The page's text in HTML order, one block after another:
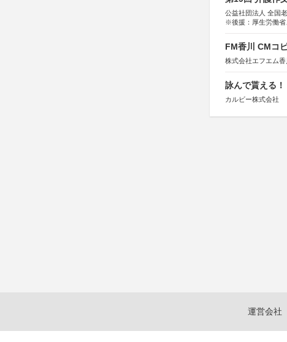
公益社団法人 全国
※後援：厚生労働省
FM香川 CMコ
株式会社エフエム香
詠んで貰える
カルビー株式会社
運営会社